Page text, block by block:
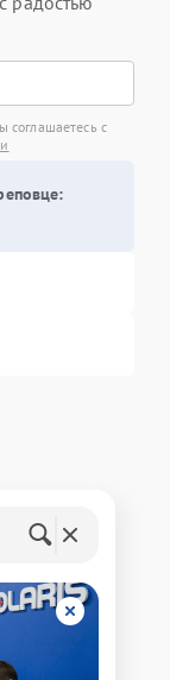
соглашаетесь с